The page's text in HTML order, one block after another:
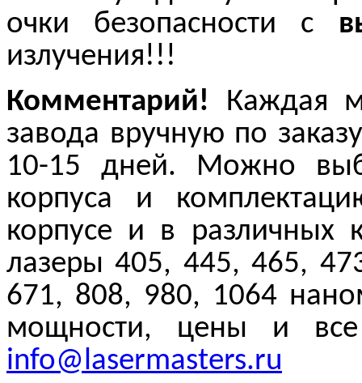
очки безопасности с
излучения!!!
Комментарий! Каждая
завода вручную по
10-15 дней. Можно
корпуса и
корпусе и в различных
лазеры 405, 445, 465,
671, 808, 980, 1064
мощности, цены и
info@lasermasters.ru